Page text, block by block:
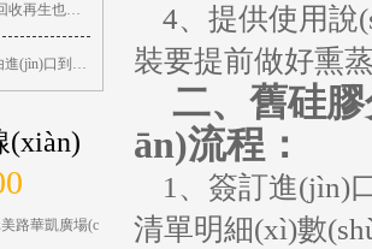
再生金屬：再生鋁\廢鋁回收再生也許有 ...
香港再生銅鋁原料可自由進(jìn)口到大陸
(xiàn)
路華凱廣場(c
4、提供使用說
裝要提前做好熏
二、舊硅膠
ān)流程：
1、簽訂進(jìn)
清單明細(xì)數